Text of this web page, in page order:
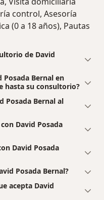
control, Asesoría
(0 a 18 años), Pautas
de David
Posada Bernal en
hasta su consultorio?
Posada Bernal al
David Posada
David Posada
Posada Bernal?
acepta David